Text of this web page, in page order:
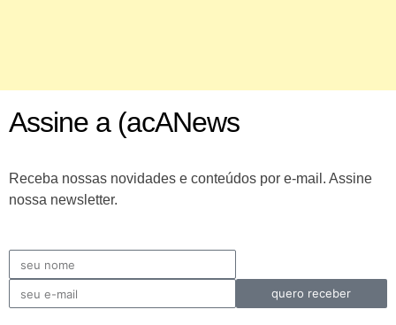
Assine a (acANews
Receba nossas novidades e conteúdos por e-mail. Assine
nossa newsletter.
quero receber